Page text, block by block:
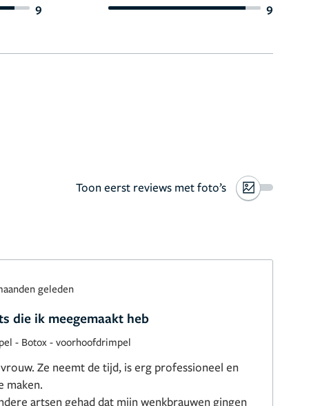
9
9
Toon eerst reviews met foto’s
geleden
die ik meegemaakt heb
- Botox - voorhoofdrimpel
Ze neemt de tijd, is erg professioneel en
maken.
artsen gehad dat mijn wenkbrauwen gingen